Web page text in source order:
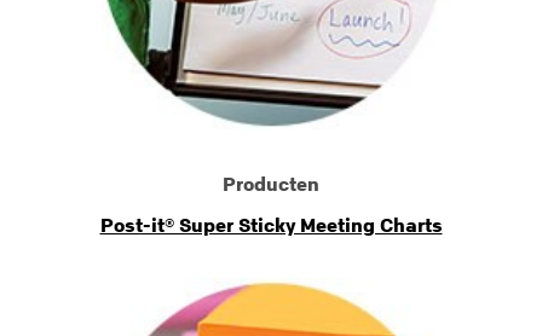
Producten
Post-it® Super Sticky Meeting Charts